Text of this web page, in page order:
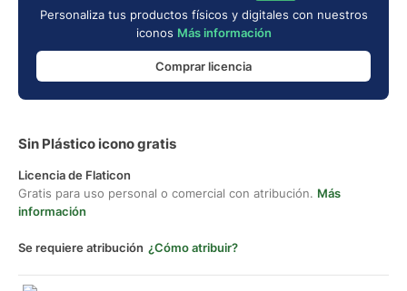
Personaliza tus productos físicos y digitales con nuestros
iconos Más información
Comprar licencia
Sin Plástico icono gratis
Licencia de Flaticon
Gratis para uso personal o comercial con atribución. Más
información
Se requiere atribución ¿Cómo atribuir?